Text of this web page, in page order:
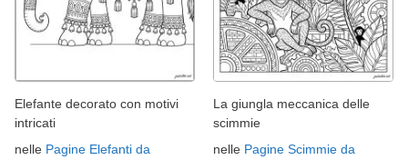
Elefante decorato con motivi
intricati
nelle Pagine Elefanti da
La giungla meccanica delle
scimmie
nelle Pagine Scimmie da